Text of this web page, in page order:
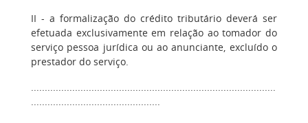
II - a formalização do crédito tributário deverá ser
efetuada exclusivamente em relação ao tomador do
serviço pessoa jurídica ou ao anunciante, excluído o
prestador do serviço.
.........................................................................................
...............................................